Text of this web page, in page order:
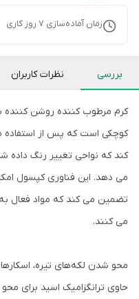
زمان آماده‌سازی 7 روز کاری
بررسی نظرات کاربران
کوچکی است که پس از استفاده
کند که نواحی تغییر رنگ داده
می دهد. این فناوری کپسول
تضمین می کند که مواد فعال
می کنند.
محو شدن لکه‌های تیره،
حاوی ترانگزامیک اسید برای